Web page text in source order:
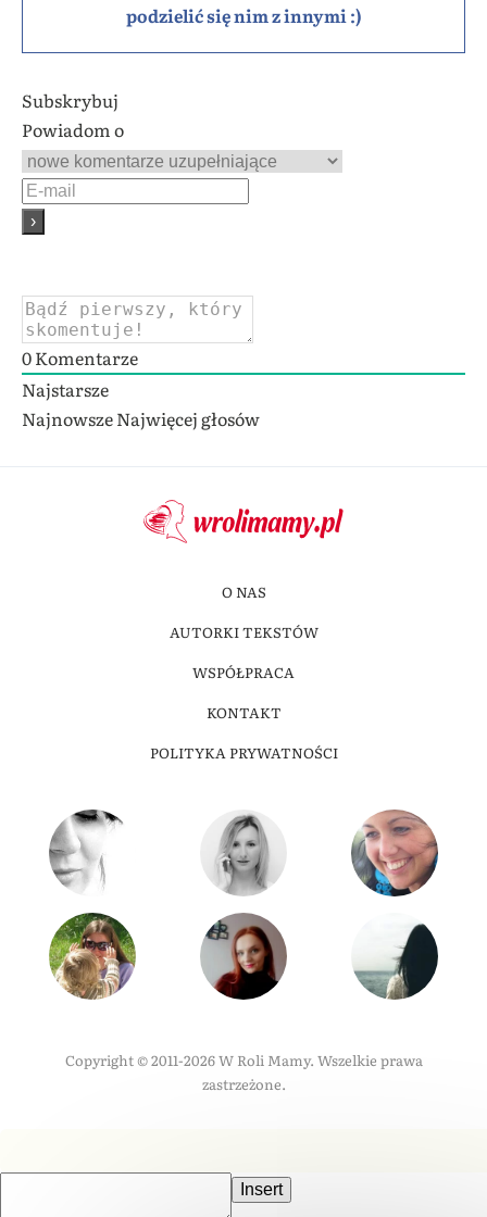
podzielić się nim z innymi :)
Subskrybuj
Powiadom o
0Komentarze
Najstarsze
NajnowszeNajwięcej głosów
O NAS
AUTORKI TEKSTÓW
WSPÓŁPRACA
KONTAKT
POLITYKA PRYWATNOŚCI
Copyright © 2011-2026 W Roli Mamy. Wszelkie prawa
zastrzeżone.
Insert